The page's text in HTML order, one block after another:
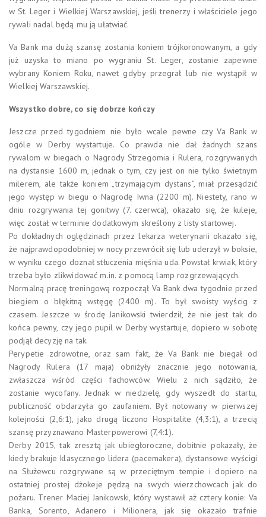
w St. Leger i Wielkiej Warszawskiej, jeśli trenerzy i właściciele jego
rywali nadal będą mu ją ułatwiać.
Va Bank ma dużą szansę zostania koniem trójkoronowanym, a gdy
już uzyska to miano po wygraniu St. Leger, zostanie zapewne
wybrany Koniem Roku, nawet gdyby przegrał lub nie wystąpił w
Wielkiej Warszawskiej.
Wszystko dobre, co się dobrze kończy
Jeszcze przed tygodniem nie było wcale pewne czy Va Bank w
ogóle w Derby wystartuje. Co prawda nie dał żadnych szans
rywalom w biegach o Nagrody Strzegomia i Rulera, rozgrywanych
na dystansie 1600 m, jednak o tym, czy jest on nie tylko świetnym
milerem, ale także koniem „trzymającym dystans”, miał przesądzić
jego występ w biegu o Nagrodę Iwna (2200 m). Niestety, rano w
dniu rozgrywania tej gonitwy (7. czerwca), okazało się, że kuleje,
więc został w terminie dodatkowym skreślony z listy startowej.
Po dokładnych oględzinach przez lekarza weterynarii okazało się,
że najprawdopodobniej w nocy przewrócił się lub uderzył w boksie,
w wyniku czego doznał stłuczenia mięśnia uda. Powstał krwiak, który
trzeba było zlikwidować m.in. z pomocą lamp rozgrzewających.
Normalną pracę treningową rozpoczął Va Bank dwa tygodnie przed
biegiem o błękitną wstęgę (2400 m). To był swoisty wyścig z
czasem. Jeszcze w środę Janikowski twierdził, że nie jest tak do
końca pewny, czy jego pupil w Derby wystartuje, dopiero w sobotę
podjął decyzję na tak.
Perypetie zdrowotne, oraz sam fakt, że Va Bank nie biegał od
Nagrody Rulera (17 maja) obniżyły znacznie jego notowania,
zwłaszcza wśród części fachowców. Wielu z nich sądziło, że
zostanie wycofany. Jednak w niedzielę, gdy wyszedł do startu,
publiczność obdarzyła go zaufaniem. Był notowany w pierwszej
kolejności (2,6:1), jako drugą liczono Hospitalite (4,3:1), a trzecią
szansę przyznawano Masterpowerowi (7,4:1).
Derby 2015, tak zresztą jak ubiegłoroczne, dobitnie pokazały, że
kiedy brakuje klasycznego lidera (pacemakera), dystansowe wyścigi
na Służewcu rozgrywane są w przeciętnym tempie i dopiero na
ostatniej prostej dżokeje pędzą na swych wierzchowcach jak do
pożaru. Trener Maciej Janikowski, który wystawił aż cztery konie: Va
Banka, Sorento, Adanero i Milionera, jak się okazało trafnie